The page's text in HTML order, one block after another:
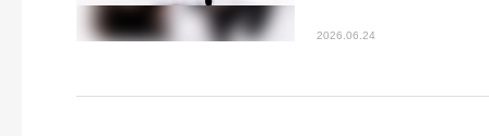
2026.06.24